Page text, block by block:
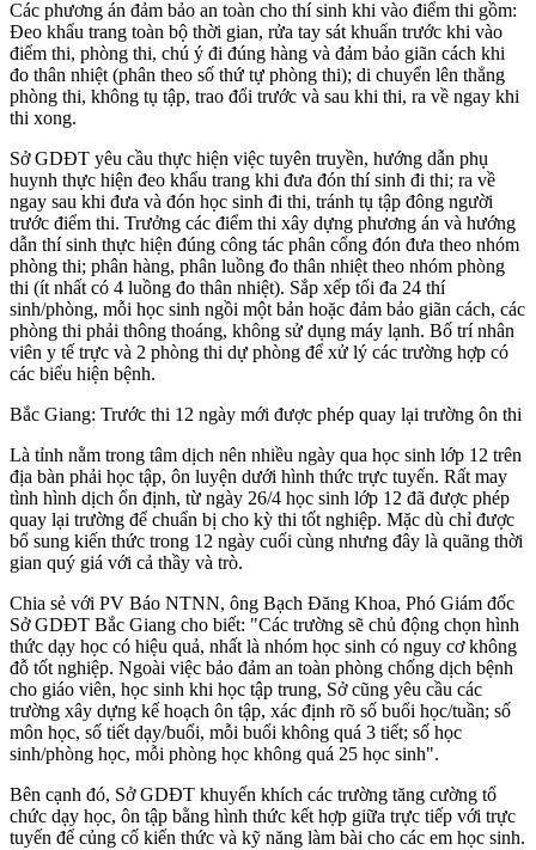
Các phương án đảm bảo an toàn cho thí sinh khi vào điểm thi gồm:
Đeo khẩu trang toàn bộ thời gian, rửa tay sát khuẩn trước khi vào
điểm thi, phòng thi, chú ý đi đúng hàng và đảm bảo giãn cách khi
đo thân nhiệt (phân theo số thứ tự phòng thi); di chuyển lên thẳng
phòng thi, không tụ tập, trao đổi trước và sau khi thi, ra về ngay khi
thi xong.
Sở GDĐT yêu cầu thực hiện việc tuyên truyền, hướng dẫn phụ
huynh thực hiện đeo khẩu trang khi đưa đón thí sinh đi thi; ra về
ngay sau khi đưa và đón học sinh đi thi, tránh tụ tập đông người
trước điểm thi. Trưởng các điểm thi xây dựng phương án và hướng
dẫn thí sinh thực hiện đúng công tác phân cổng đón đưa theo nhóm
phòng thi; phân hàng, phân luồng đo thân nhiệt theo nhóm phòng
thi (ít nhất có 4 luồng đo thân nhiệt). Sắp xếp tối đa 24 thí
sinh/phòng, mỗi học sinh ngồi một bản hoặc đảm bảo giãn cách, các
phòng thi phải thông thoáng, không sử dụng máy lạnh. Bố trí nhân
viên y tế trực và 2 phòng thi dự phòng để xử lý các trường hợp có
các biểu hiện bệnh.
Bắc Giang: Trước thi 12 ngày mới được phép quay lại trường ôn thi
Là tỉnh nằm trong tâm dịch nên nhiều ngày qua học sinh lớp 12 trên
địa bàn phải học tập, ôn luyện dưới hình thức trực tuyến. Rất may
tình hình dịch ổn định, từ ngày 26/4 học sinh lớp 12 đã được phép
quay lại trường để chuẩn bị cho kỳ thi tốt nghiệp. Mặc dù chỉ được
bổ sung kiến thức trong 12 ngày cuối cùng nhưng đây là quãng thời
gian quý giá với cả thầy và trò.
Chia sẻ với PV Báo NTNN, ông Bạch Đăng Khoa, Phó Giám đốc
Sở GDĐT Bắc Giang cho biết: "Các trường sẽ chủ động chọn hình
thức dạy học có hiệu quả, nhất là nhóm học sinh có nguy cơ không
đỗ tốt nghiệp. Ngoài việc bảo đảm an toàn phòng chống dịch bệnh
cho giáo viên, học sinh khi học tập trung, Sở cũng yêu cầu các
trường xây dựng kế hoạch ôn tập, xác định rõ số buổi học/tuần; số
môn học, số tiết dạy/buổi, mỗi buổi không quá 3 tiết; số học
sinh/phòng học, mỗi phòng học không quá 25 học sinh".
Bên cạnh đó, Sở GDĐT khuyến khích các trường tăng cường tổ
chức dạy học, ôn tập bằng hình thức kết hợp giữa trực tiếp với trực
tuyến để củng cố kiến thức và kỹ năng làm bài cho các em học sinh.